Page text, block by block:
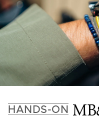
HANDS-ON